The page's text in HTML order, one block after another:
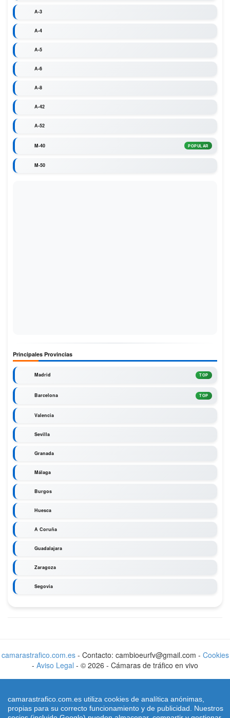
A-3
A-4
A-5
A-6
A-8
A-42
A-52
M-40 POPULAR
M-50
Principales Provincias
Madrid TOP
Barcelona TOP
Valencia
Sevilla
Granada
Málaga
Burgos
Huesca
A Coruña
Guadalajara
Zaragoza
Segovia
camarastrafico.com.es- Contacto: cambioeurfv@gmail.com - Cookies
- Aviso Legal - © 2026 - Cámaras de tráfico en vivo
camarastrafico.com.es utiliza cookies de analítica anónimas,
propias para su correcto funcionamiento y de publicidad. Nuestros